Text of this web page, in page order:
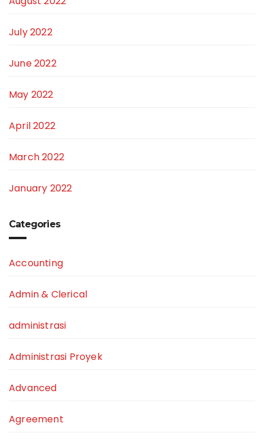
July 2022
June 2022
May 2022
April 2022
March 2022
January 2022
Categories
Accounting
Admin & Clerical
administrasi
Administrasi Proyek
Advanced
Agreement